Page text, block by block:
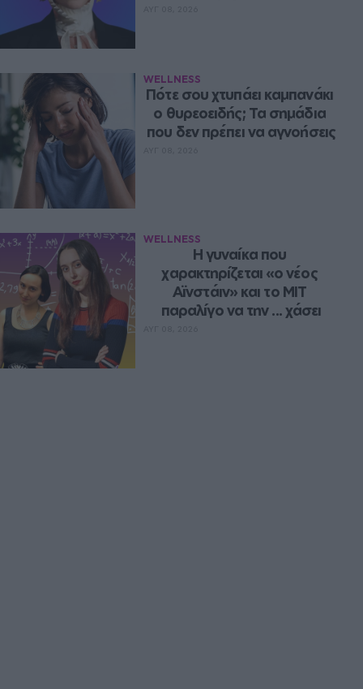
WELLNESS
Πότε σου χτυπάει καμπανάκι
ο θυρεοειδής; Τα σημάδια
που δεν πρέπει να αγνοήσεις
WELLNESS
Η γυναίκα που
χαρακτηρίζεται «ο νέος
Αϊνστάιν» και το MIT
παραλίγο να την ... χάσει